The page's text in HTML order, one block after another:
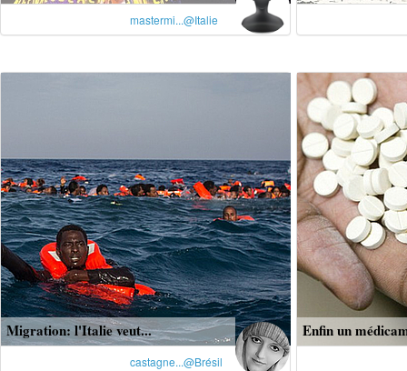
mastermi...@Italie
Migration: l'Italie veut...
castagne...@Brésil
Enfin un